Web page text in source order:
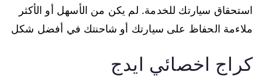
استحقاق سيارتك للخدمة. لم يكن من الأسهل أو الأكثر
ملاءمة الحفاظ على سيارتك أو شاحنتك في أفضل شكل
كراج اخصائي ايدج